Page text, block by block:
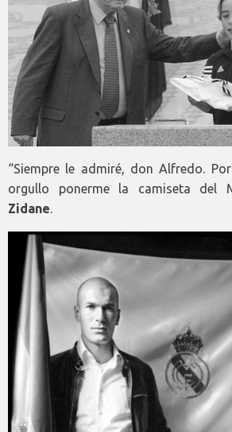
“Siempre le admiré, don Alfredo.
orgullo ponerme la camiseta del
Zidane.